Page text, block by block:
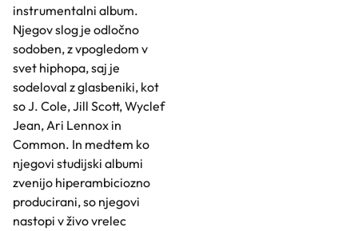
instrumentalni album.
Njegov slog je odločno
sodoben, z vpogledom v
svet hiphopa, saj je
sodeloval z glasbeniki, kot
so J. Cole, Jill Scott, Wyclef
Jean, Ari Lennox in
Common. In medtem ko
njegovi studijski albumi
zvenijo hiperambiciozno
producirani, so njegovi
nastopi v živo vrelec